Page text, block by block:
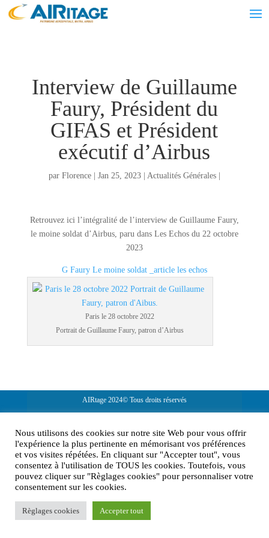
Interview de Guillaume
Faury, Président du
GIFAS et Président
exécutif d’Airbus
par Florence| Jan 25, 2023| Actualités Générales|
Retrouvez ici l’intégralité de l’interview de Guillaume Faury,
le moine soldat d’Airbus, paru dans Les Echos du 22 octobre
2023
G Faury Le moine soldat _article les echos
Paris le 28 octobre 2022
Portrait de Guillaume Faury, patron d’Airbus
AIRtage 2024© Tous droits réservés
Contactez-nous !
Nous utilisons des cookies sur notre site Web pour vous offrir
l'expérience la plus pertinente en mémorisant vos préférences
et vos visites répétées. En cliquant sur "Accepter tout", vous
consentez à l'utilisation de TOUS les cookies. Toutefois, vous
pouvez cliquer sur "Règlages cookies" pour personnaliser votre
consentement sur les cookies.
Règlages cookies Accepter tout